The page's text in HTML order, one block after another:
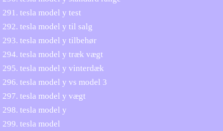
tesla model y test
tesla model y til salg
tesla model y tilbehør
tesla model y træk vægt
tesla model y vinterdæk
tesla model y vs model 3
tesla model y vægt
tesla model y
tesla model